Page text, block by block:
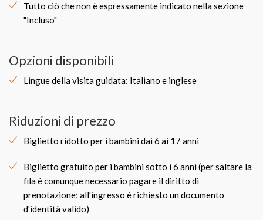
Tutto ciò che non è espressamente indicato nella sezione
"Incluso"
Opzioni disponibili
Lingue della visita guidata: Italiano e inglese
Riduzioni di prezzo
Biglietto ridotto per i bambini dai 6 ai 17 anni
Biglietto gratuito per i bambini sotto i 6 anni (per saltare la
fila è comunque necessario pagare il diritto di
prenotazione; all'ingresso è richiesto un documento
d'identità valido)